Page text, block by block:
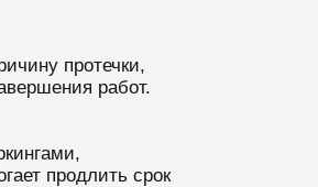
протечки,
работ.
продлить срок